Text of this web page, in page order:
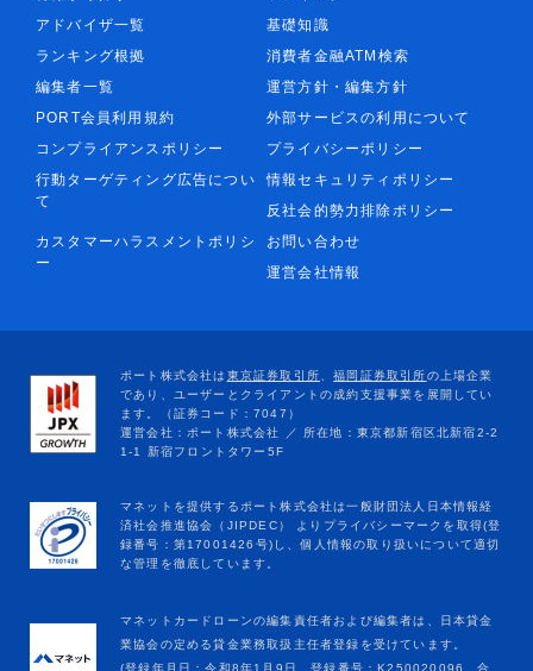
アドバイザ一覧
基礎知識
ランキング根拠
消費者金融ATM検索
編集者一覧
運営方針・編集方針
PORT会員利用規約
外部サービスの利用について
コンプライアンスポリシー
プライバシーポリシー
行動ターゲティング広告につい
て
情報セキュリティポリシー
反社会的勢力排除ポリシー
カスタマーハラスメントポリシ
ー
お問い合わせ
運営会社情報
マネットカードローンの編集責任者および編集者は、日本貸金
業協会の定める貸金業務取扱主任者登録を受けています。
(登録年月日：令和8年1月9日、登録番号：K250020096、合